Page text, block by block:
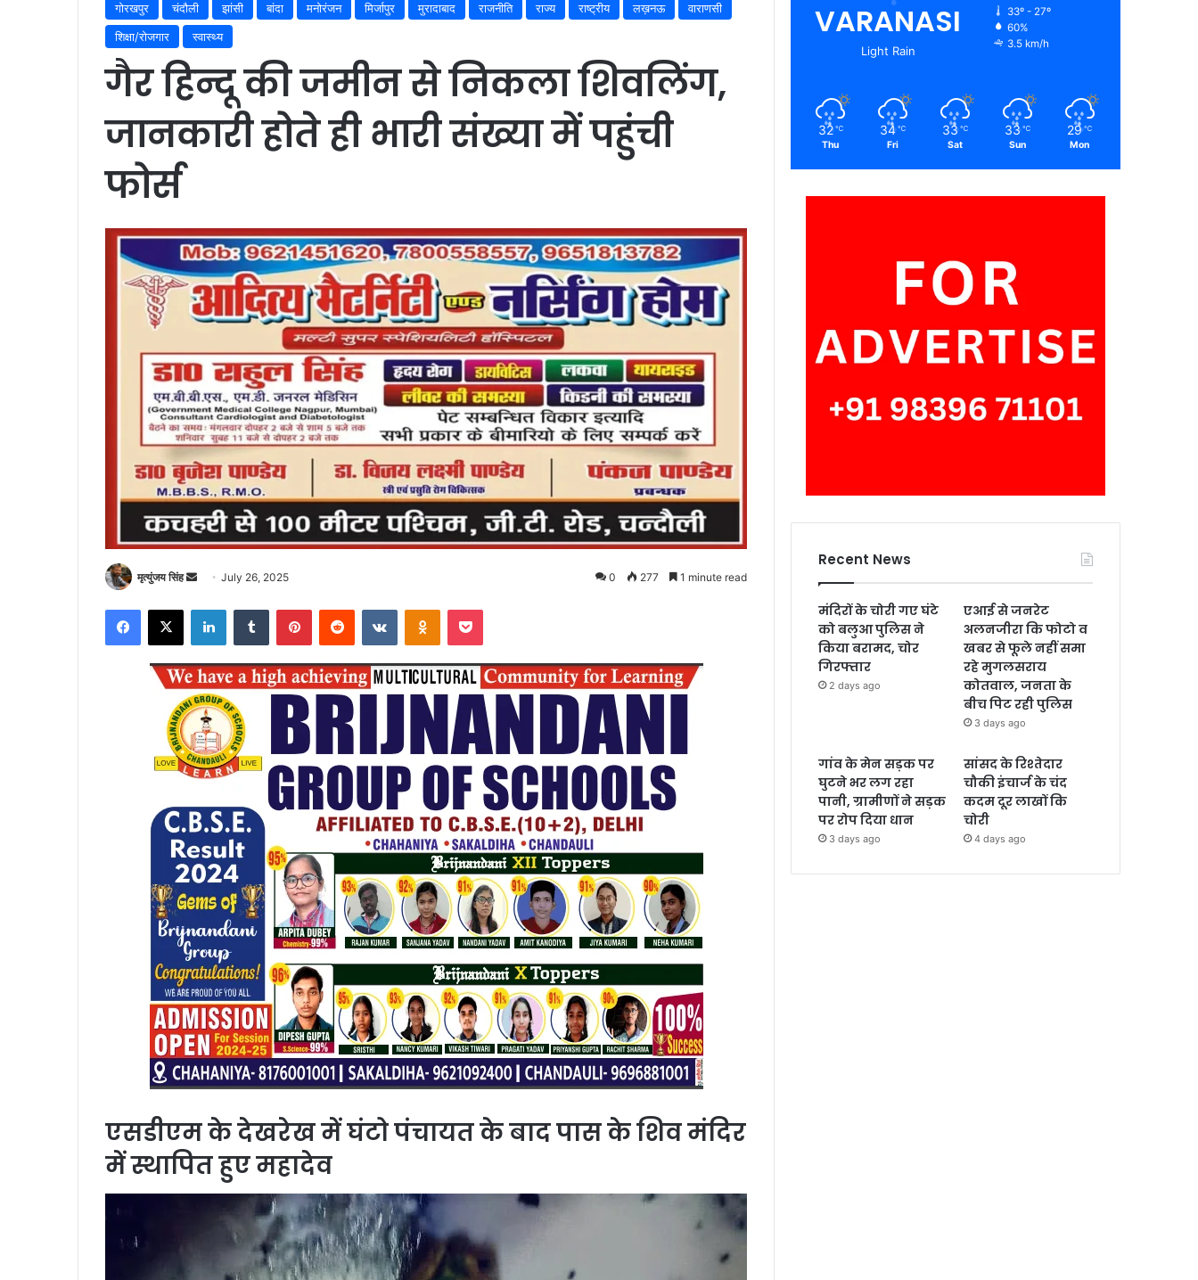
गोरखपुर
चंदौली झांसी बांदा मनोरंजन मिर्जापुर मुरादाबाद राजनीति राज्य राष्ट्रीय लख़नऊ
वाराणसी
शिक्षा/रोजगार
स्वास्थ्य
गैर हिन्दू की जमीन से निकला शिवलिंग,
जानकारी होते ही भारी संख्या में पहुंची
फोर्स
मृत्युंजय सिंह
Send
email
July 26, 2025 0 277 1 minute read
Facebook
X LinkedInTumblr PinterestReddit VKontakteOdnoklassniki
Pocket
एसडीएम के देखरेख में घंटो पंचायत के बाद पास के शिव मंदिर
में स्थापित हुए महादेव
VARANASI
Light Rain
33º - 27º
60%
3.5 km/h
32 ℃
Thu
34 ℃
Fri
33 ℃
Sat
33 ℃
Sun
29 ℃
Mon
Recent News
मंदिरों के चोरी गए घंटे
को बलुआ पुलिस ने
किया बरामद, चोर
गिरफ्तार
2 days ago
एआई से जनरेट
अलनजीरा कि फोटो व
खबर से फूले नहीं समा
रहे मुगलसराय
कोतवाल, जनता के
बीच पिट रही पुलिस
3 days ago
गांव के मेन सड़क पर
घुटने भर लग रहा
पानी, ग्रामीणों ने सड़क
पर रोप दिया धान
3 days ago
सांसद के रिश्तेदार
चौकी इंचार्ज के चंद
कदम दूर लाखों कि
चोरी
4 days ago